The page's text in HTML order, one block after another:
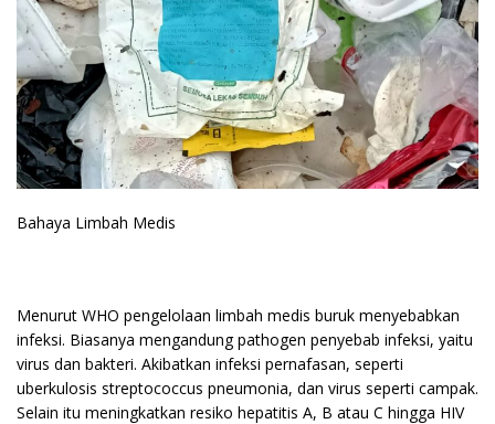
Bahaya Limbah Medis
Menurut WHO pengelolaan limbah medis buruk menyebabkan
infeksi. Biasanya mengandung pathogen penyebab infeksi, yaitu
virus dan bakteri. Akibatkan infeksi pernafasan, seperti
uberkulosis streptococcus pneumonia, dan virus seperti campak.
Selain itu meningkatkan resiko hepatitis A, B atau C hingga HIV